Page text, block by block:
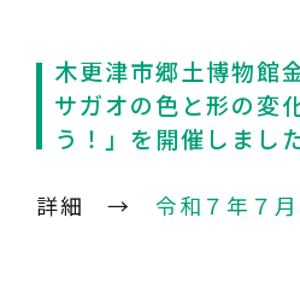
木更津市郷土博物館
サガオの色と形の変
う！」を開催しました
詳細 → 令和７年７